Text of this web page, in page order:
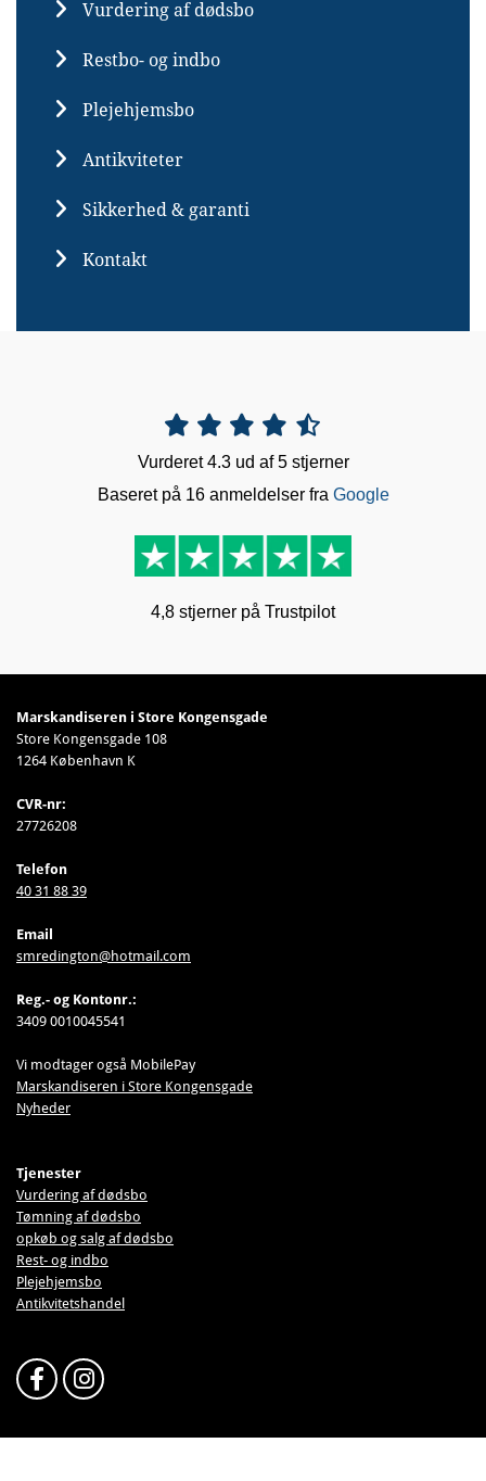
Vurdering af dødsbo
Restbo- og indbo
Plejehjemsbo
Antikviteter
Sikkerhed & garanti
Kontakt
    
Vurderet 4.3 ud af 5 stjerner
Baseret på 16 anmeldelser fra Google
4,8 stjerner på Trustpilot
Marskandiseren i Store Kongensgade
Store Kongensgade 108
1264 København K
CVR-nr:
27726208
Telefon
40 31 88 39
Email
smredington@hotmail.com
Reg.- og Kontonr.:
3409 0010045541
Vi modtager også MobilePay
Marskandiseren i Store Kongensgade
Nyheder
Tjenester
Vurdering af dødsbo
Tømning af dødsbo
opkøb og salg af dødsbo
Rest- og indbo
Plejehjemsbo
Antikvitetshandel